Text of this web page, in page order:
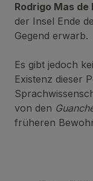
Rodrigo Mas de
der Insel Ende
Gegend erwarb.
Es gibt jedoch
Existenz dieser
von den
früheren